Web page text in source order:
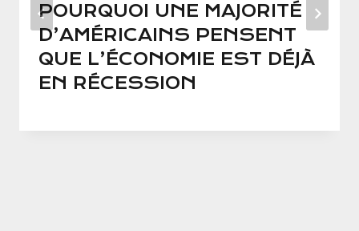
POURQUOI UNE MAJORITÉ
D’AMÉRICAINS PENSENT
QUE L’ÉCONOMIE EST DÉJÀ
EN RÉCESSION